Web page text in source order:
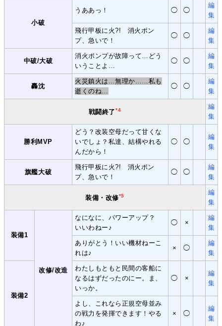
小破
うああっ！ ◯ ◯
編
集
飛行甲板に火?! 消火ポン
プ、急いで！
◯ ◯
編
集
中破/大破
消火ポンプが故障って…どう
いうことよ…
◯ ◯
編
集
轟沈
火災鎮火は…無理か……私も
逝くのね…
◯ ◯
編
集
戦闘終了*4
編
集
勝利MVP
どう？改装空母だって甘くな
いでしょ？私達、結構やれる
んだから！
◯ ◯
編
集
旗艦大破
飛行甲板に火?! 消火ポン
プ、急いで！
◯ ◯
編
集
装備・改修*5
編
集
装備1
改修/改造
なになに、パワーアップ？
いいわねー♪
◯ ×
編
集
ありがとう！いい機材ねーこ
れは♪
× ◯
編
集
装備2
わたしもともと民間の客船に
なるはずだったのにー。ま、
いっか。
◯ ×
編
集
よし、これなら正規空母並み
の戦力を発揮できます！やる
わ♪
× ◯
編
集